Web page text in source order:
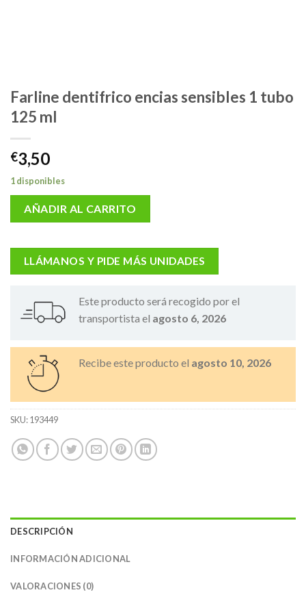
Farline dentifrico encias sensibles 1 tubo
125 ml
€3,50
1 disponibles
AÑADIR AL CARRITO
LLÁMANOS Y PIDE MÁS UNIDADES
Este producto será recogido por el
transportista el agosto 6, 2026
Recibe este producto el agosto 10, 2026
SKU:193449
DESCRIPCIÓN
INFORMACIÓN ADICIONAL
VALORACIONES (0)